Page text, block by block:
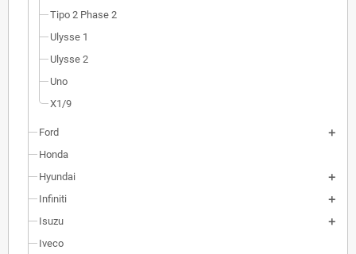
Tipo 2 Phase 2
Ulysse 1
Ulysse 2
Uno
X1/9
Ford
Honda
Hyundai
Infiniti
Isuzu
Iveco